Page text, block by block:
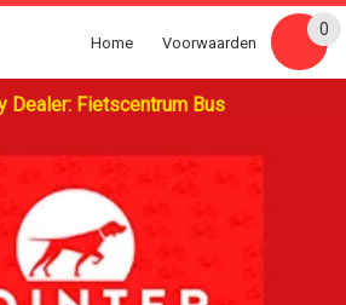
Dealer: Fietscentrum Bus
Home Voorwaarden
0